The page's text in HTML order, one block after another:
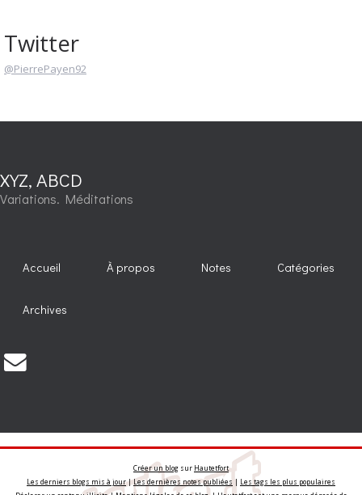
Twitter
@PierrePayen92
XYZ, ABCD
Variations. Méditations
Accueil À propos Notes Catégories
Archives
Créer un blog sur Hautetfort
Les derniers blogs mis à jour|Les dernières notes publiées | Les tags les plus populaires